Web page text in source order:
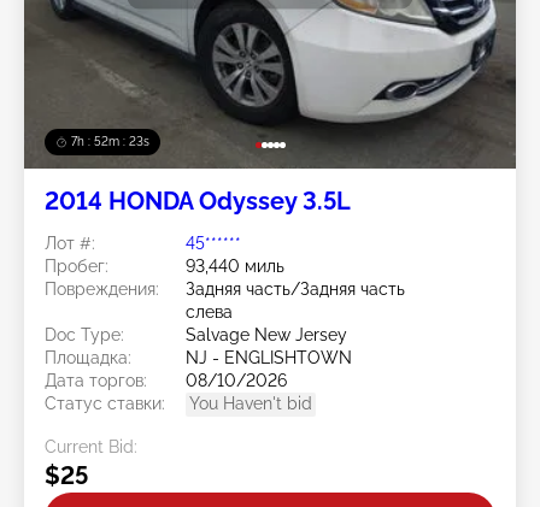
7h : 52m : 20s
2014 HONDA Odyssey 3.5L
Лот #:
45******
Пробег:
93,440 миль
Повреждения:
Задняя часть/Задняя часть
слева
Doc Type:
Salvage New Jersey
Площадка:
NJ - ENGLISHTOWN
Дата торгов:
08/10/2026
Статус ставки:
You Haven't bid
Current Bid:
$25